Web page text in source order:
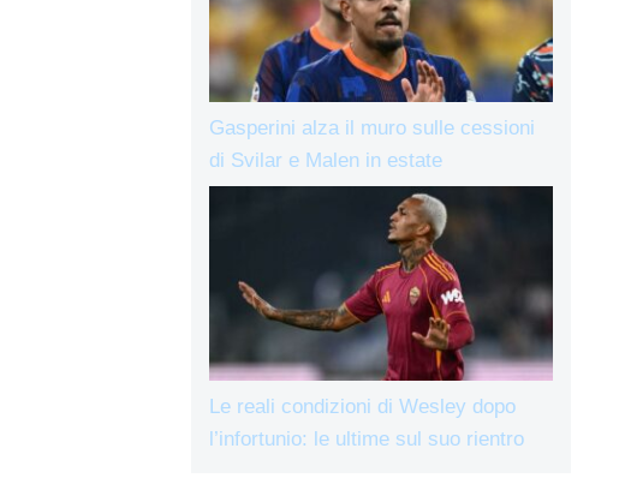
Gasperini alza il muro sulle cessioni
di Svilar e Malen in estate
Le reali condizioni di Wesley dopo
l’infortunio: le ultime sul suo rientro